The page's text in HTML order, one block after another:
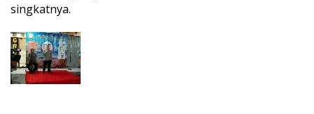
singkatnya.